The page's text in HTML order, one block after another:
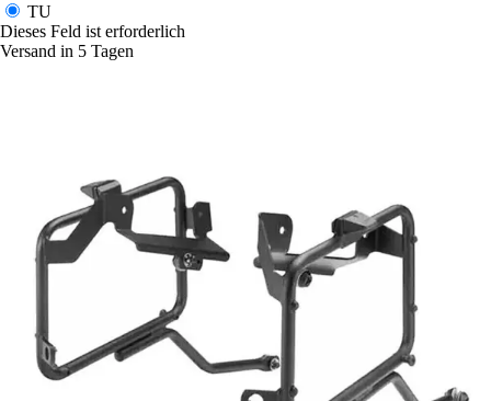
TU
Dieses Feld ist erforderlich
Versand in 5 Tagen